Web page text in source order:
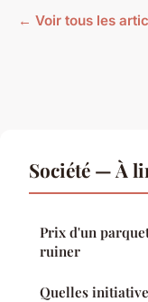
← Voir tous les
Société — À
Prix d'un
ruiner
Quelles